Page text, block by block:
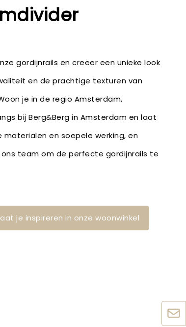
gordijnrails en creëer een unieke look
en de prachtige texturen van
je in de regio Amsterdam,
bij Berg&Berg in Amsterdam en laat
en soepele werking, en
team om de perfecte gordijnrails te
je inspireren in onze woonwinkel